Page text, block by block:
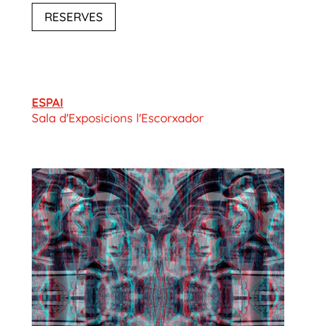
RESERVES
ESPAI
Sala d'Exposicions l'Escorxador